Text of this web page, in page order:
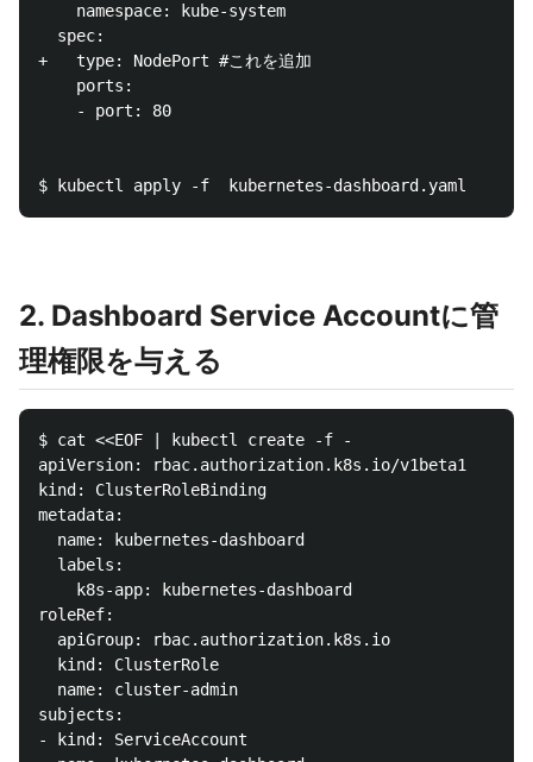
    namespace: kube-system
  spec:
+   type: NodePort #これを追加
    ports:
    - port: 80
2. Dashboard Service Accountに管
理権限を与える
$ cat <<EOF | kubectl create -f -
apiVersion: rbac.authorization.k8s.io/v1beta1
kind: ClusterRoleBinding
metadata:
  name: kubernetes-dashboard
  labels:
    k8s-app: kubernetes-dashboard
roleRef:
  apiGroup: rbac.authorization.k8s.io
  kind: ClusterRole
  name: cluster-admin
subjects:
- kind: ServiceAccount